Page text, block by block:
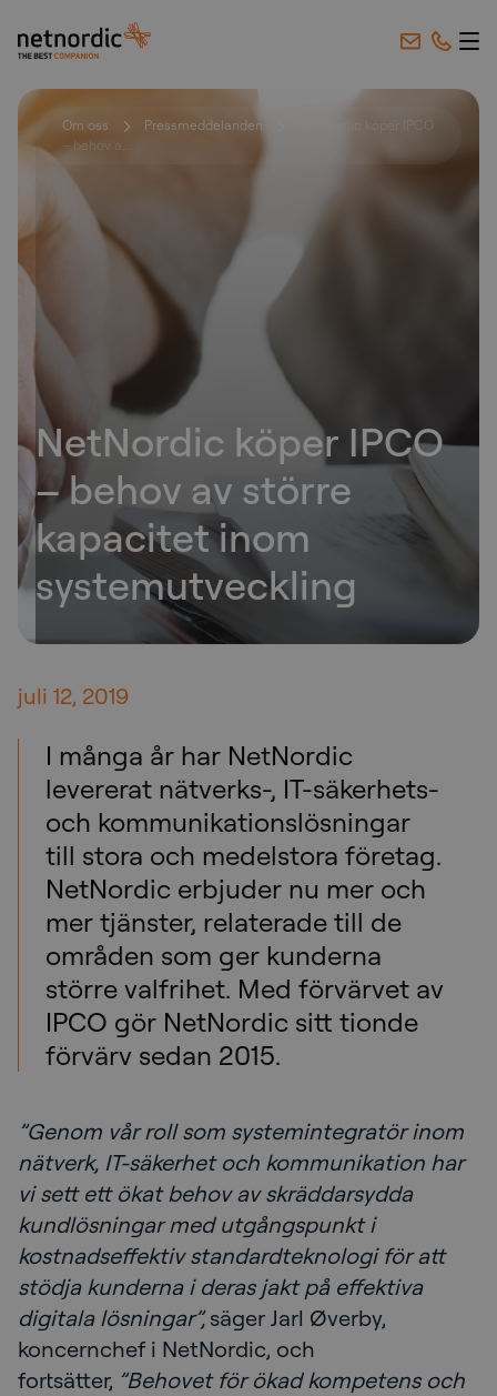
NetNordic Sweden
Om oss Pressmeddelanden
NetNordic köper IPCO
– behov a...
NetNordic köper IPCO
– behov av större
kapacitet inom
systemutveckling
juli 12, 2019
I många år har NetNordic
levererat nätverks-, IT-säkerhets-
och kommunikationslösningar
till stora och medelstora företag.
NetNordic erbjuder nu mer och
mer tjänster, relaterade till de
områden som ger kunderna
större valfrihet. Med förvärvet av
IPCO gör NetNordic sitt tionde
förvärv sedan 2015.
”Genom vår roll som systemintegratör inom
nätverk, IT-säkerhet och kommunikation har
vi sett ett ökat behov av skräddarsydda
kundlösningar med utgångspunkt i
kostnadseffektiv standardteknologi för att
stödja kunderna i deras jakt på effektiva
digitala lösningar”,säger Jarl Øverby,
koncernchef i NetNordic, och
fortsätter, ”Behovet för ökad kompetens och